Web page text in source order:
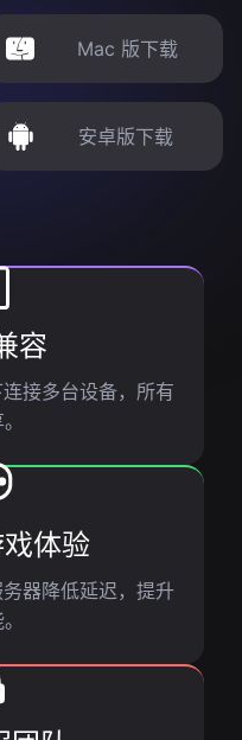
Mac 版下载
安卓版下载
容
接多台设备，所有
体验
器降低延迟，提升